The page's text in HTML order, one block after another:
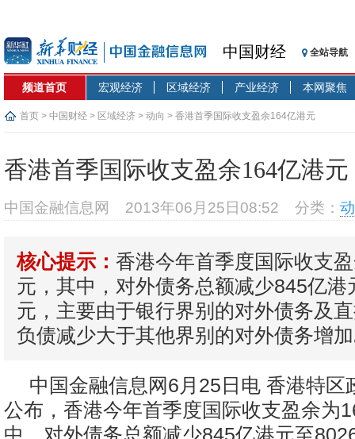
中国财经 全站导航
频道首页 宏观经济 区域经济 产业经济 本网聚焦
首页 > 中国财经 > 区域经济 > 动向 > 香港首季国际收支盈余164亿港元
香港首季国际收支盈余164亿港元
中国金融信息网 2013年06月25日08:52 分类：
核心提示： 香港今年首季度国际收支
元，其中，对外债务总额减少845亿港
元，主要由于银行界别的对外债务及
负债减少大于其他界别的对外债务增
中国金融信息网6月25日电 香港特区
公布，香港今年首季度国际收支盈余为
中，对外债务总额减少845亿港元至